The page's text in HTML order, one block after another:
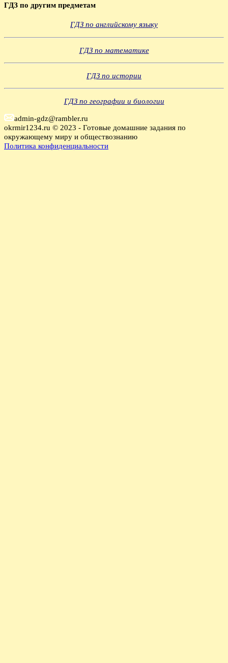
ГДЗ по другим предметам
ГДЗ по английскому языку
ГДЗ по математике
ГДЗ по истории
ГДЗ по географии и биологии
admin-gdz@rambler.ru
okrmir1234.ru © 2023 - Готовые домашние задания по
окружающему миру и обществознанию
Политика конфиденциальности